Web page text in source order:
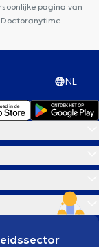
pagina van
NL